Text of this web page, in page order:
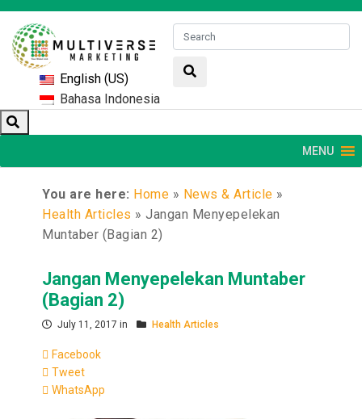
English (US)
Bahasa Indonesia
MENU
You are here: Home » News & Article »
Health Articles »Jangan Menyepelekan
Muntaber (Bagian 2)
Jangan Menyepelekan Muntaber
(Bagian 2)
July 11, 2017 in Health Articles
Facebook
Tweet
WhatsApp